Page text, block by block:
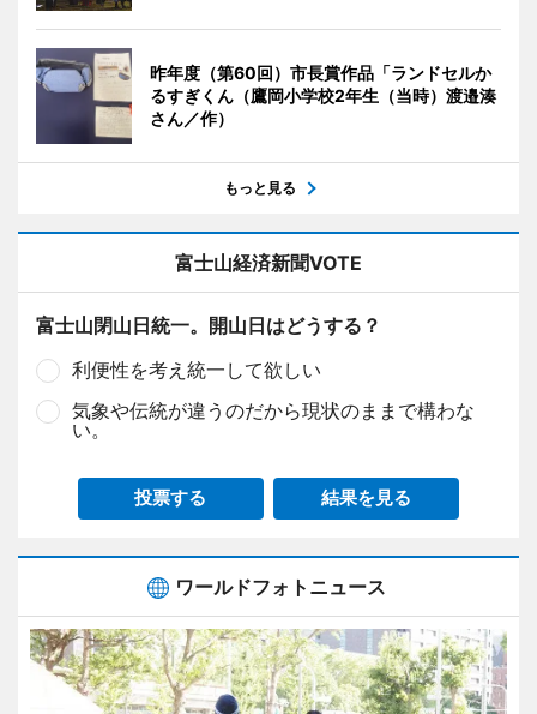
昨年度（第60回）市長賞作品「ランドセルか
るすぎくん（鷹岡小学校2年生（当時）渡邉湊
さん／作）
もっと見る
富士山経済新聞VOTE
富士山閉山日統一。開山日はどうする？
利便性を考え統一して欲しい
気象や伝統が違うのだから現状のままで構わな
い。
投票する 結果を見る
ワールドフォトニュース